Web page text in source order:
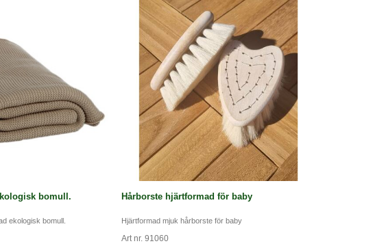
bomull.
ekologisk bomull.
Hårborste hjärtformad för baby
Hjärtformad mjuk hårborste för baby
Art nr. 91060